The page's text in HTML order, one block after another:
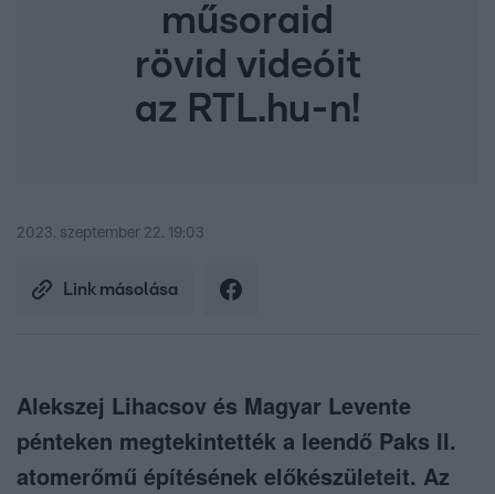
műsoraid
rövid videóit
az RTL.hu-n!
2023. szeptember 22. 19:03
Link másolása
Alekszej Lihacsov és Magyar Levente
pénteken megtekintették a leendő Paks II.
atomerőmű építésének előkészületeit. Az